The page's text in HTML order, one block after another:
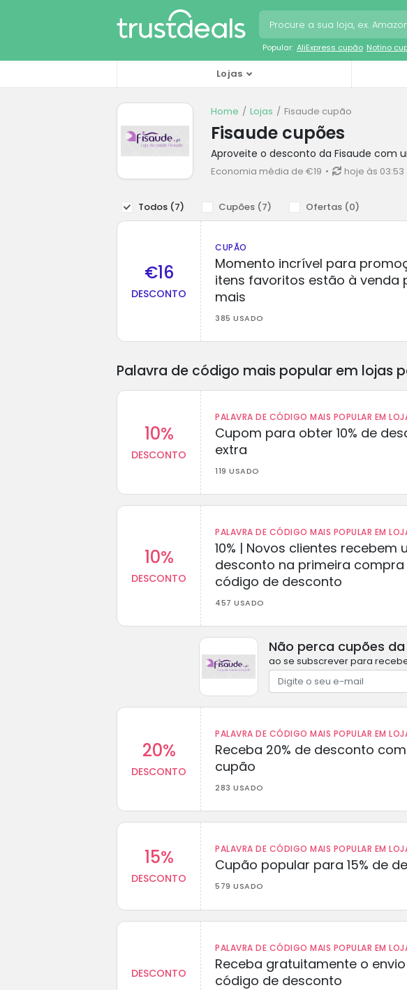
Popular: AliExpress cupão Notino
Lojas
Home Lojas Fisaude cupão
Fisaude cupões
Aproveite o desconto da Fisaude com
Economia média de €19 hoje às 03:53
Todos (7) Cupões (7) Ofertas (0)
€16
DESCONTO
CUPÃO
Momento incrível para
itens favoritos estão à venda
mais
385 USADO
Palavra de código mais popular em lojas
10%
DESCONTO
PALAVRA DE CÓDIGO MAIS POPULAR EM
Cupom para obter 10% de
extra
119 USADO
10%
DESCONTO
PALAVRA DE CÓDIGO MAIS POPULAR EM
10% | Novos clientes recebem
desconto na primeira
código de desconto
457 USADO
Não perca cupões da
ao se subscrever para
20%
DESCONTO
PALAVRA DE CÓDIGO MAIS POPULAR EM
Receba 20% de desconto
cupão
283 USADO
15%
DESCONTO
PALAVRA DE CÓDIGO MAIS POPULAR EM
Cupão popular para 15% de
579 USADO
DESCONTO
PALAVRA DE CÓDIGO MAIS POPULAR EM
Receba gratuitamente o
código de desconto